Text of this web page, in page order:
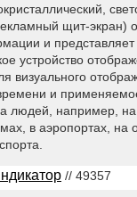
щит-экран)
и представляет
устройство
визуального
и
людей, например,
в аэропортах, на
// 49357